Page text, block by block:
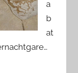
a
b
at